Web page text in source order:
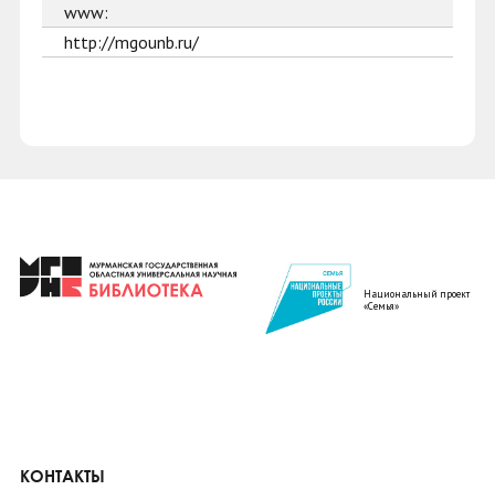
www:
http://mgounb.ru/
Национальный проект
«Семья»
КОНТАКТЫ